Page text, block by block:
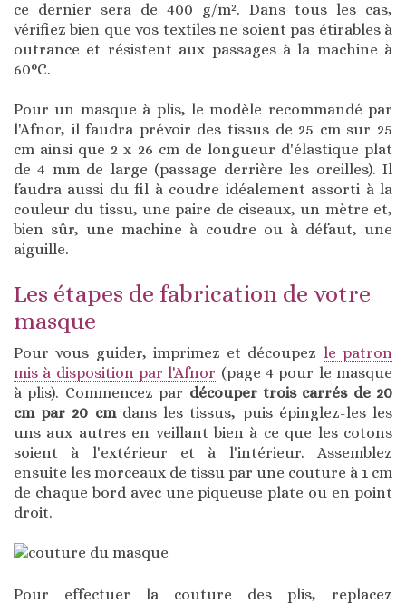
ce dernier sera de 400 g/m². Dans tous les cas,
vérifiez bien que vos textiles ne soient pas étirables à
outrance et résistent aux passages à la machine à
60°C.
Pour un masque à plis, le modèle recommandé par
l'Afnor, il faudra prévoir des tissus de 25 cm sur 25
cm ainsi que 2 x 26 cm de longueur d'élastique plat
de 4 mm de large (passage derrière les oreilles). Il
faudra aussi du fil à coudre idéalement assorti à la
couleur du tissu, une paire de ciseaux, un mètre et,
bien sûr, une machine à coudre ou à défaut, une
aiguille.
Les étapes de fabrication de votre
masque
Pour vous guider, imprimez et découpez le patron
mis à disposition par l'Afnor (page 4 pour le masque
à plis). Commencez par découper trois carrés de 20
cm par 20 cmdans les tissus, puis épinglez-les les
uns aux autres en veillant bien à ce que les cotons
soient à l'extérieur et à l'intérieur. Assemblez
ensuite les morceaux de tissu par une couture à 1 cm
de chaque bord avec une piqueuse plate ou en point
droit.
Pour effectuer la couture des plis, replacez